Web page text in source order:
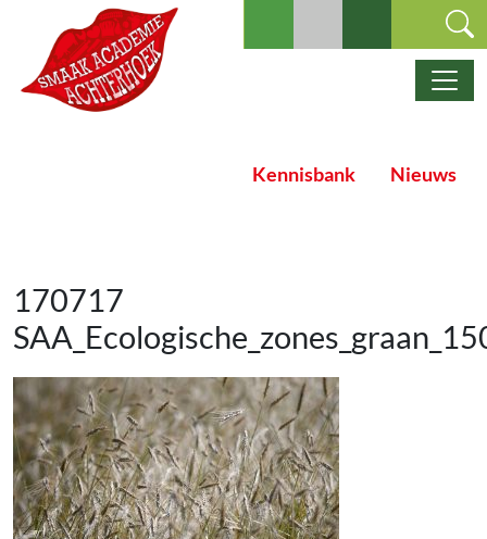
Ga naar de inhoud
Hoofdnavigatie
Kennisbank Nieuws
170717